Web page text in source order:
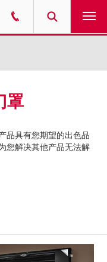
罩
品具有您期望的出色品
您解决其他产品无法解